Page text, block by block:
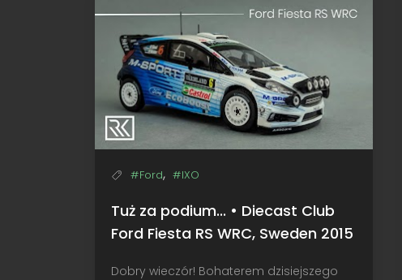
i20
#Ford, #IXO
Tuż za podium... • Diecast Club
Ford Fiesta RS WRC, Sweden 2015
Dobry wieczór! Bohaterem dzisiejszego